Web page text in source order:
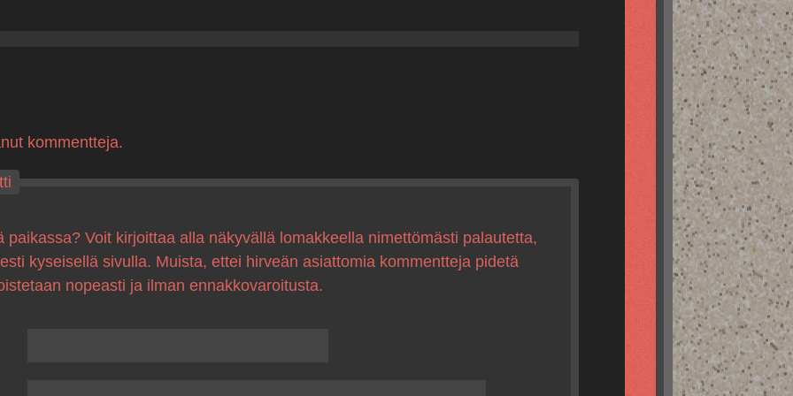
kommentteja.
paikassa? Voit kirjoittaa alla näkyvällä lomakkeella nimettömästi palautetta,
kyseisellä sivulla. Muista, ettei hirveän asiattomia kommentteja pidetä
nopeasti ja ilman ennakkovaroitusta.